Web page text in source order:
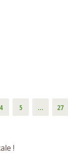
4 5 … 27
!